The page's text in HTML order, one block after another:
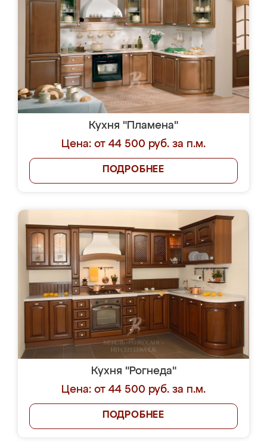
Кухня "Пламена"
Цена: от 44 500 руб. за п.м.
ПОДРОБНЕЕ
Кухня "Рогнеда"
Цена: от 44 500 руб. за п.м.
ПОДРОБНЕЕ